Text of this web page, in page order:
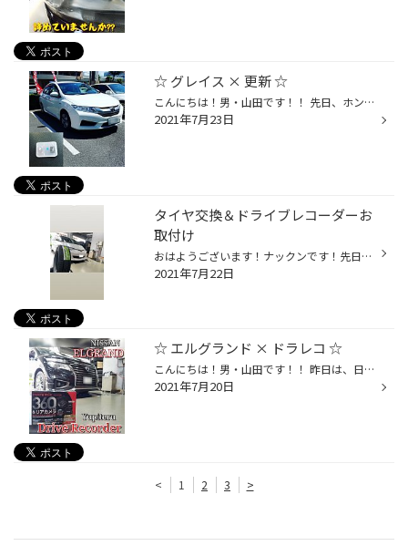
☆ グレイス × 更新 ☆
こんにちは！男・山田です！！ 先日、ホンダ グレイスの 【 ナビ & レーダー データ更新 】 を させて頂きましたー☆(^^)/ 『 地図が古くなってきちゃってさ。』 この様なご相談を頂き、 『 それでしたらデータ更新をしましょう！』 との運びとなりました♪♪ 今回は...☆☆ セルスター製GPSレーダーの ...
2021年7月23日
タイヤ交換＆ドライブレコーダーお
取付け
おはようございます！ナックンです！先日、トヨタ エスティマにタイヤ交換、ドライブレコーダーをお取付けさせて頂きました！！タイヤは長持ち性能が特徴のエコピアをお選びいただきました！ そして、ドライブレコーダーは以前の投稿でもご紹介させて頂いている、ユピテル【TW₋84ｄ】をお取付けさせ...
2021年7月22日
☆ エルグランド × ドラレコ ☆
こんにちは！男・山田です！！ 昨日は、日産 エルグランドに 【 ドライブレコーダー 】 を お取付けさせて頂きました☆(^^)/ 今回は！巷で噂の [ ３６０°撮影 ] モデルの ユピテル [ ＺＱ-３０Ｒ ] をお選び頂きました!! フロントに３６０°撮影カメラを配置し、 前方はもちろん！横からのトラブルも ...
2021年7月20日
< 1 2 3 >